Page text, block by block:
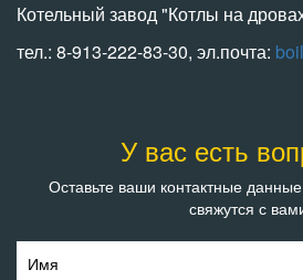
Котельный завод "Котлы на
тел.: 8-913-222-83-30, эл.почта:
У вас есть
Оставьте ваши контактные
свяжутся с
Имя